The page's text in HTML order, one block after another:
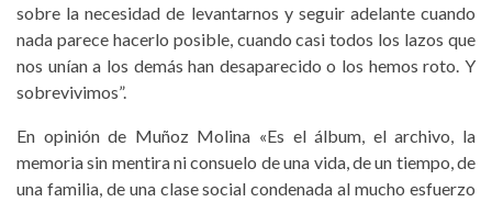
sobre la necesidad de levantarnos y seguir adelante cuando
nada parece hacerlo posible, cuando casi todos los lazos que
nos unían a los demás han desaparecido o los hemos roto. Y
sobrevivimos”.
En opinión de Muñoz Molina «Es el álbum, el archivo, la
memoria sin mentira ni consuelo de una vida, de un tiempo, de
una familia, de una clase social condenada al mucho esfuerzo